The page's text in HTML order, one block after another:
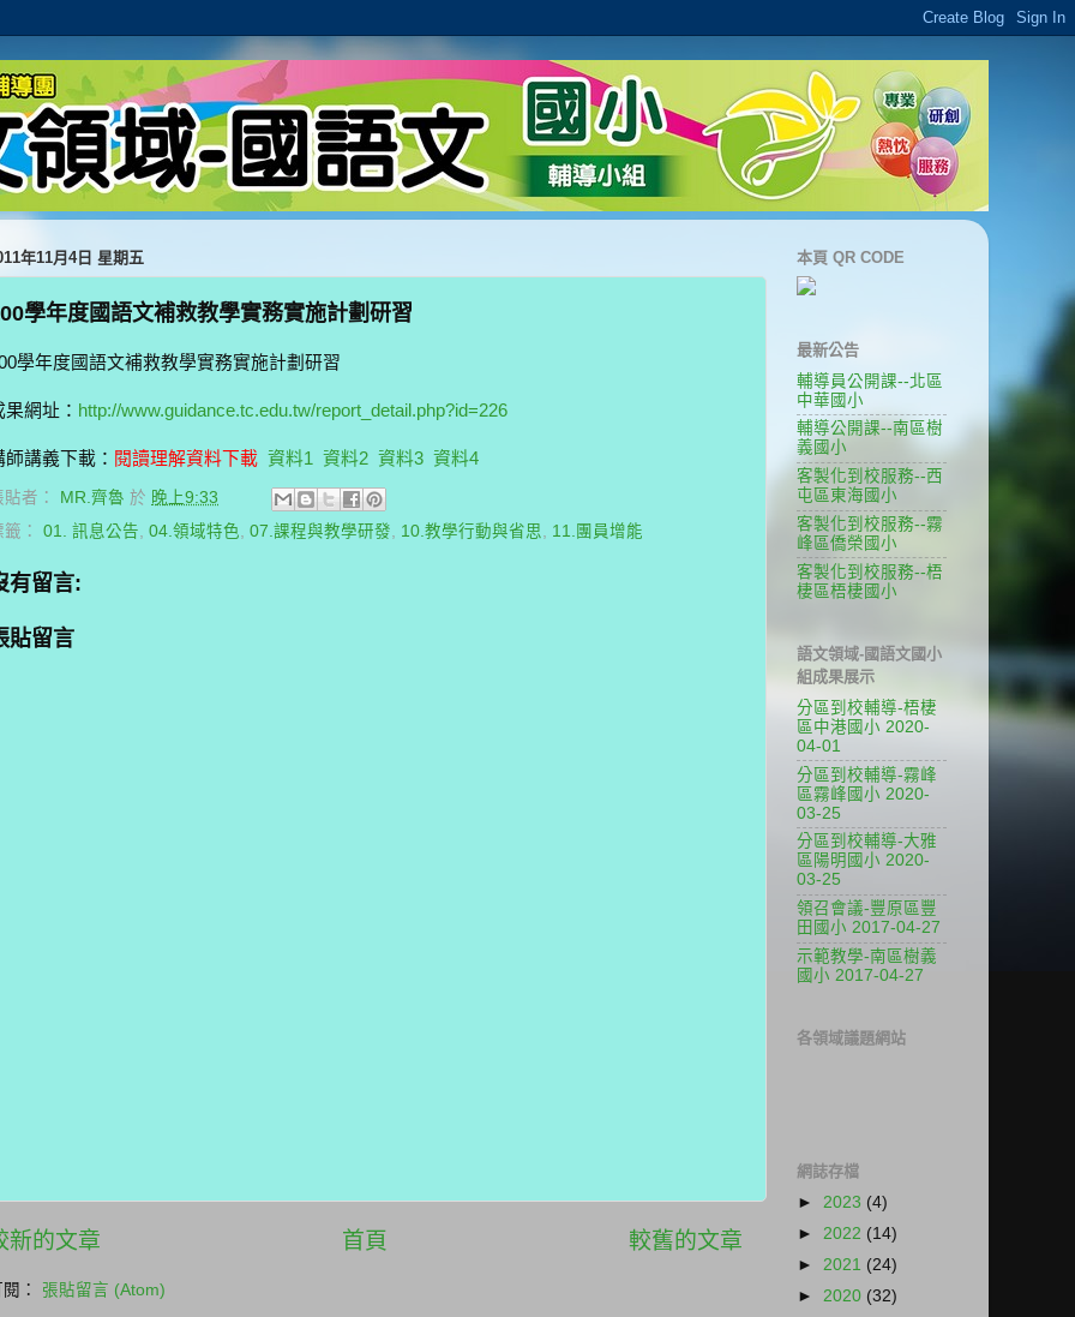
年11月4日 星期五
學年度國語文補救教學實務實施計劃研習
學年度國語文補救教學實務實施計劃研習
果網址： http://www.guidance.tc.edu.tw/report_detail.php?id=226
師講義下載： 閱讀理解資料下載 資料1 資料2 資料3 資料4
貼者： MR.齊魯 於 晚上9:33
籤： 01. 訊息公告 04.領域特色 07.課程與教學研發 10.教學行動與省思 11.團員增能
有留言:
貼留言
新的文章 較舊的文章
首頁
： 張貼留言 (Atom)
本頁 QR CODE
最新公告
輔導員公開課--北區
中華國小
輔導公開課--南區樹
義國小
客製化到校服務--西
屯區東海國小
客製化到校服務--霧
峰區僑榮國小
客製化到校服務--梧
棲區梧棲國小
語文領域-國語文國小
組成果展示
分區到校輔導-梧棲
區中港國小 2020-
04-01
分區到校輔導-霧峰
區霧峰國小 2020-
03-25
分區到校輔導-大雅
區陽明國小 2020-
03-25
領召會議-豐原區豐
田國小 2017-04-27
示範教學-南區樹義
國小 2017-04-27
各領域議題網站
網誌存檔
► 2023 (4)
► 2022 (14)
► 2021 (24)
► 2020 (32)